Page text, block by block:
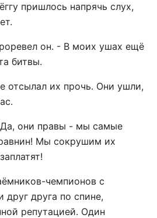
пришлось напрячь слух,
он. - В моих ушах ещё
битвы.
отсылал их прочь. Они ушли,
Да, они правы - мы самые
Мы сокрушим их
чемпионов с
друга по спине,
репутацией. Один